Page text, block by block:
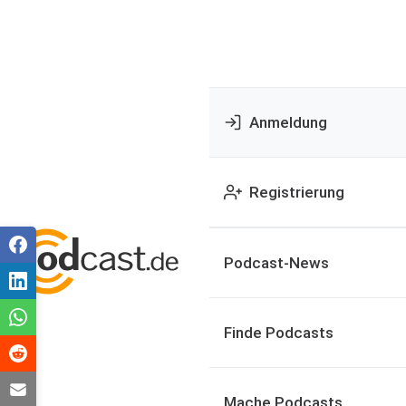
Anmeldung
Registrierung
Podcast-News
Finde Podcasts
Mache Podcasts